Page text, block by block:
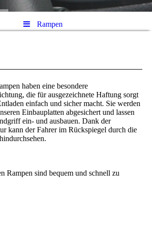
Rampen
haben eine besondere
die für ausgezeichnete Haftung sorgt
einfach und sicher macht. Sie werden
Einbauplatten abgesichert und lassen
ein- und ausbauen. Dank der
kann der Fahrer im Rückspiegel durch die
Rampen sind bequem und schnell zu